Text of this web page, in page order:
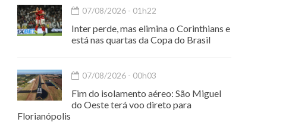
07/08/2026 - 01h22
Inter perde, mas elimina o Corinthians e
está nas quartas da Copa do Brasil
07/08/2026 - 00h03
Fim do isolamento aéreo: São Miguel
do Oeste terá voo direto para
Florianópolis